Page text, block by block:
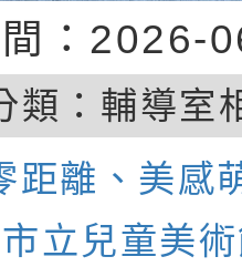
：2026-
類： 輔導室
距離、美感
立兒童美